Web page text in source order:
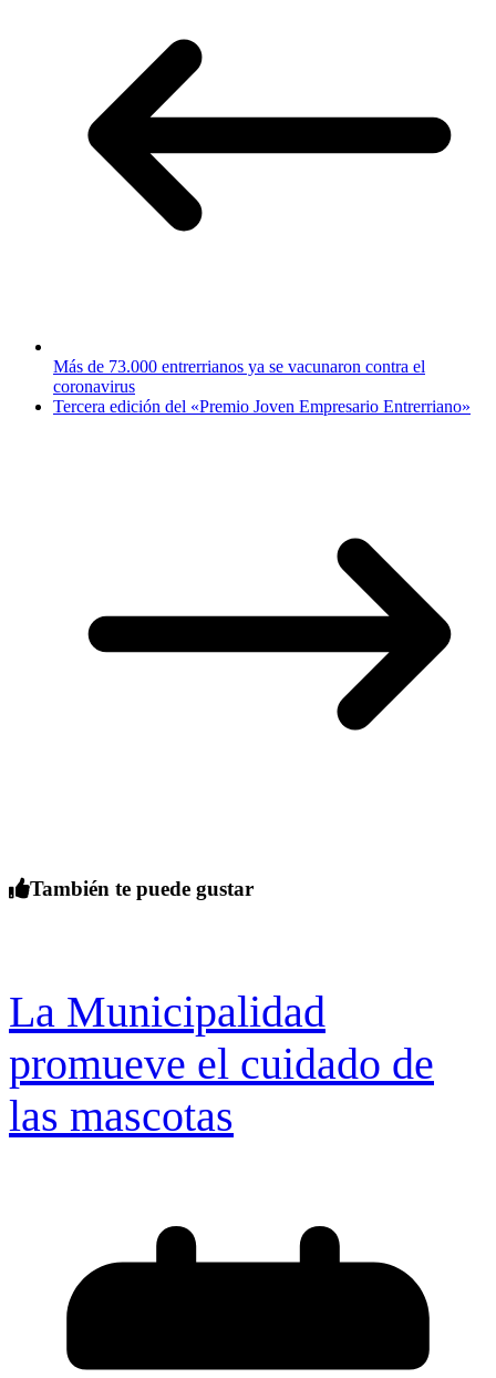
Más de 73.000 entrerrianos ya se vacunaron contra el
coronavirus
Tercera edición del «Premio Joven Empresario Entrerriano»
También te puede gustar
La Municipalidad
promueve el cuidado de
las mascotas